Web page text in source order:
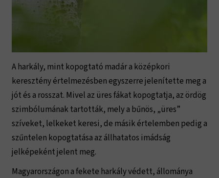
A harkály, mint kopogtató madár a középkori
keresztény értelmezésben egyszerre jelenítette meg a
jót és a rosszat. Mivel az üres fákat kopogtatja, az ördög
szimbólumának tartották, mely a bűnös, „üres”
szíveket, lelkeket keresi, de másik értelemben pedig a
szűntelen kopogtatása az állhatatos imádság
jelképeként jelent meg.
Magyarországon a fekete harkály védett, állománya